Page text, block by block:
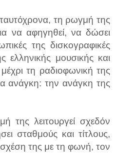
τη ρωγμή της
να αφηγηθεί, να δώσει
της δισκογραφικές
ελληνικής μουσικής και
τη ραδιοφωνική της
ανάγκη: την ανάγκη της
της λειτουργεί σχεδόν
σταθμούς και τίτλους,
της με τη φωνή, τον